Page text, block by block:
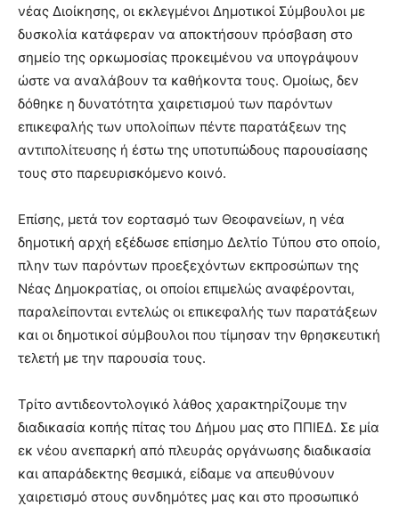
νέας Διοίκησης, οι εκλεγμένοι Δημοτικοί Σύμβουλοι με
δυσκολία κατάφεραν να αποκτήσουν πρόσβαση στο
σημείο της ορκωμοσίας προκειμένου να υπογράψουν
ώστε να αναλάβουν τα καθήκοντα τους. Ομοίως, δεν
δόθηκε η δυνατότητα χαιρετισμού των παρόντων
επικεφαλής των υπολοίπων πέντε παρατάξεων της
αντιπολίτευσης ή έστω της υποτυπώδους παρουσίασης
τους στο παρευρισκόμενο κοινό.
Επίσης, μετά τον εορτασμό των Θεοφανείων, η νέα
δημοτική αρχή εξέδωσε επίσημο Δελτίο Τύπου στο οποίο,
πλην των παρόντων προεξεχόντων εκπροσώπων της
Νέας Δημοκρατίας, οι οποίοι επιμελώς αναφέρονται,
παραλείπονται εντελώς οι επικεφαλής των παρατάξεων
και οι δημοτικοί σύμβουλοι που τίμησαν την θρησκευτική
τελετή με την παρουσία τους.
Τρίτο αντιδεοντολογικό λάθος χαρακτηρίζουμε την
διαδικασία κοπής πίτας του Δήμου μας στο ΠΠΙΕΔ. Σε μία
εκ νέου ανεπαρκή από πλευράς οργάνωσης διαδικασία
και απαράδεκτης θεσμικά, είδαμε να απευθύνουν
χαιρετισμό στους συνδημότες μας και στο προσωπικό